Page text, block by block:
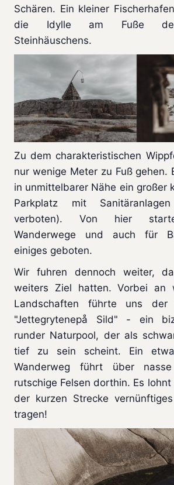
Schären. Ein kleiner
die Idylle am Fuße des
Steinhäuschens.
Zu dem charakteristischen
nur wenige Meter zu Fuß gehen.
in unmittelbarer Nähe ein großer
Parkplatz mit
verboten). Von hier
Wanderwege und auch für
einiges geboten.
Wir fuhren dennoch weiter,
weiters Ziel hatten. Vorbei an
Landschaften führte uns
"Jettegrytenepå Sild" - ein
runder Naturpool, der als
tief zu sein scheint. Ein
Wanderweg führt über
rutschige Felsen dorthin. Es
der kurzen Strecke
tragen!